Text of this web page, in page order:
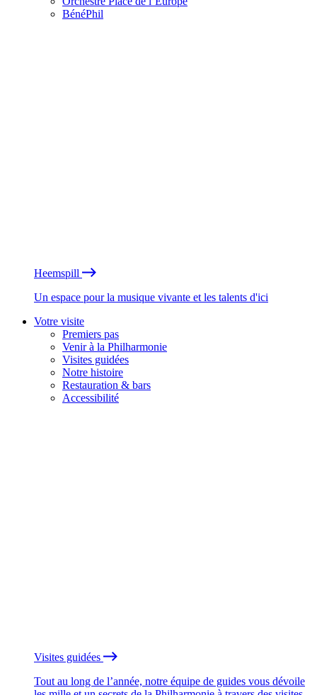
BénéPhil
Heemspill
Un espace pour la musique vivante et les talents d'ici
Votre visite
Premiers pas
Venir à la Philharmonie
Visites guidées
Notre histoire
Restauration & bars
Accessibilité
Visites guidées
Tout au long de l’année, notre équipe de guides vous dévoile